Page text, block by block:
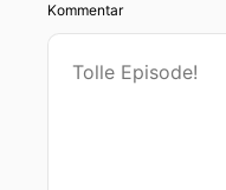
Kommentar